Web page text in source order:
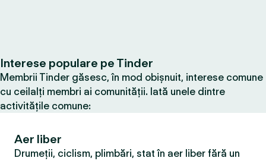
Interese populare pe Tinder
Membrii Tinder găsesc, în mod obișnuit, interese comune
cu ceilalți membri ai comunității. Iată unele dintre
activitățile comune:
Aer liber
Drumeții, ciclism, plimbări, stat în aer liber fără un